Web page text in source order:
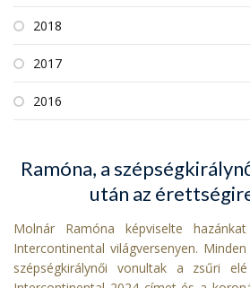
2018
2017
2016
Ramóna, a
után az
Molnár Ramóna képviselte
Intercontinental világversenyen.
szépségkirálynői vonultak a zsűri